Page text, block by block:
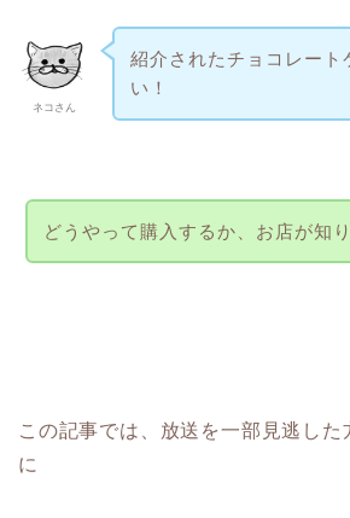
ネコさん
紹介されたチョコレート
い！
どうやって購入するか、お店が知り
この記事では、放送を一部見逃した
に